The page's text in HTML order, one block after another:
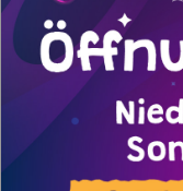
Absätzen
informiert.